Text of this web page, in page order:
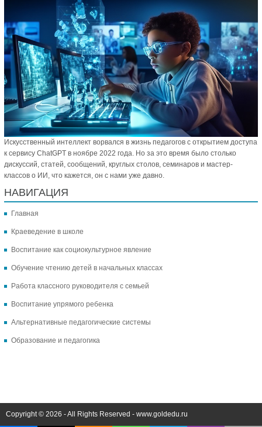
Искусственный интеллект ворвался в жизнь педагогов с открытием доступа
к сервису ChatGPT в ноябре 2022 года. Но за это время было столько
дискуссий, статей, сообщений, круглых столов, семинаров и мастер-
классов о ИИ, что кажется, он с нами уже давно.
НАВИГАЦИЯ
Главная
Краеведение в школе
Воспитание как социокультурное явление
Обучение чтению детей в начальных классах
Работа классного руководителя с семьей
Воспитание упрямого ребенка
Альтернативные педагогические системы
Образование и педагогика
Copyright © 2026 - All Rights Reserved - www.goldedu.ru